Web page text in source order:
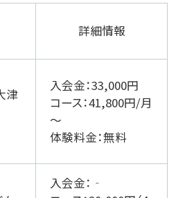
詳細情報
津
入会金：33,000円
コース：41,800円/月
～
体験料金：無料
入会金：‐